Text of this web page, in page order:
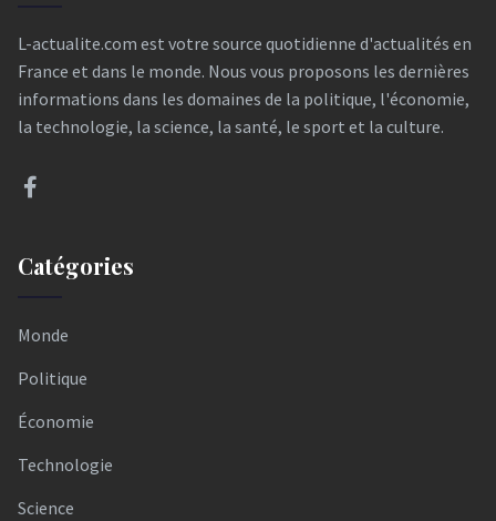
L-actualite.com est votre source quotidienne d'actualités en
France et dans le monde. Nous vous proposons les dernières
informations dans les domaines de la politique, l'économie,
la technologie, la science, la santé, le sport et la culture.
Catégories
Monde
Politique
Économie
Technologie
Science